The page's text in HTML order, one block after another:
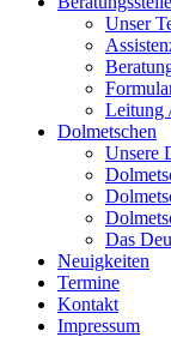
Unser
Leitung
Dolmetschen
Unsere
Das
Neuigkeiten
Termine
Kontakt
Impressum